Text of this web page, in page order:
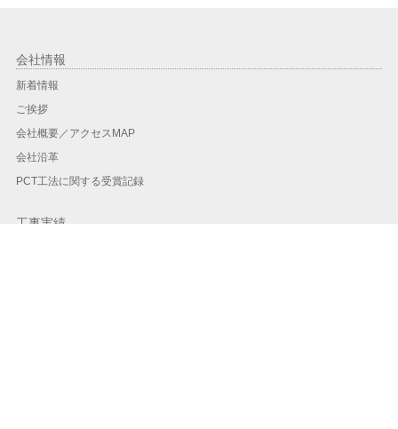
会社情報
新着情報
ご挨拶
会社概要／アクセスMAP
会社沿革
PCT工法に関する受賞記録
工事実績